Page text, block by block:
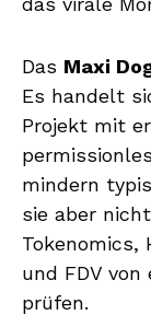
Das Maxi
Es handelt
Projekt mit
mindern
sie aber
Tokenomics,
und FDV von
prüfen.